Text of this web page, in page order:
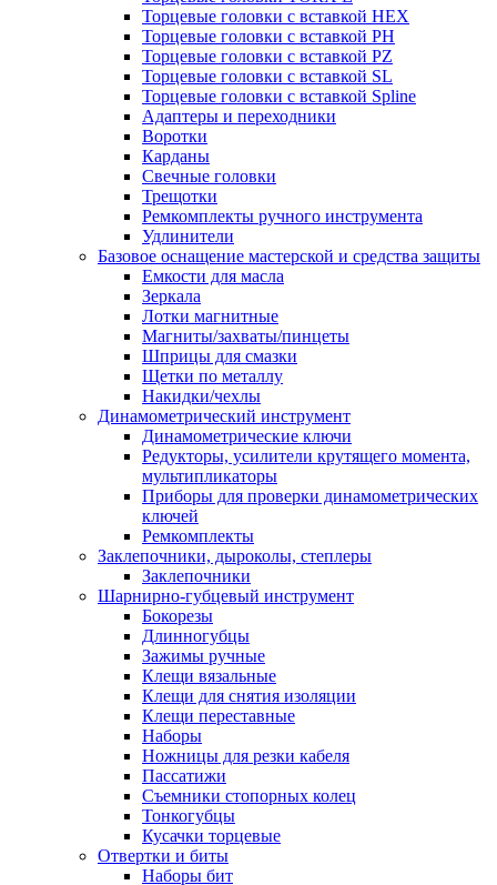
Торцевые головки с вставкой HEX
Торцевые головки с вставкой PH
Торцевые головки с вставкой PZ
Торцевые головки с вставкой SL
Торцевые головки с вставкой Spline
Адаптеры и переходники
Воротки
Карданы
Свечные головки
Трещотки
Ремкомплекты ручного инструмента
Удлинители
Базовое оснащение мастерской и средства защиты
Емкости для масла
Зеркала
Лотки магнитные
Магниты/захваты/пинцеты
Шприцы для смазки
Щетки по металлу
Накидки/чехлы
Динамометрический инструмент
Динамометрические ключи
Редукторы, усилители крутящего момента,
мультипликаторы
Приборы для проверки динамометрических
ключей
Ремкомплекты
Заклепочники, дыроколы, степлеры
Заклепочники
Шарнирно-губцевый инструмент
Бокорезы
Длинногубцы
Зажимы ручные
Клещи вязальные
Клещи для снятия изоляции
Клещи переставные
Наборы
Ножницы для резки кабеля
Пассатижи
Съемники стопорных колец
Тонкогубцы
Кусачки торцевые
Отвертки и биты
Наборы бит